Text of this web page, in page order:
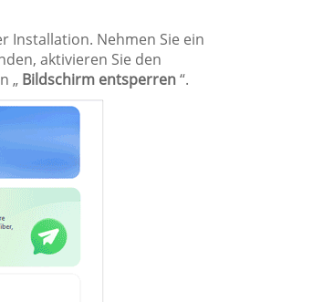
Installation. Nehmen Sie ein
aktivieren Sie den
„ Bildschirm entsperren“.